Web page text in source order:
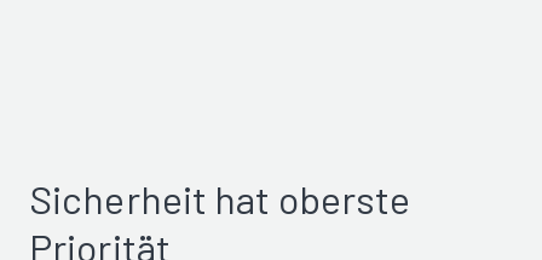
Sicherheit hat oberste
Priorität